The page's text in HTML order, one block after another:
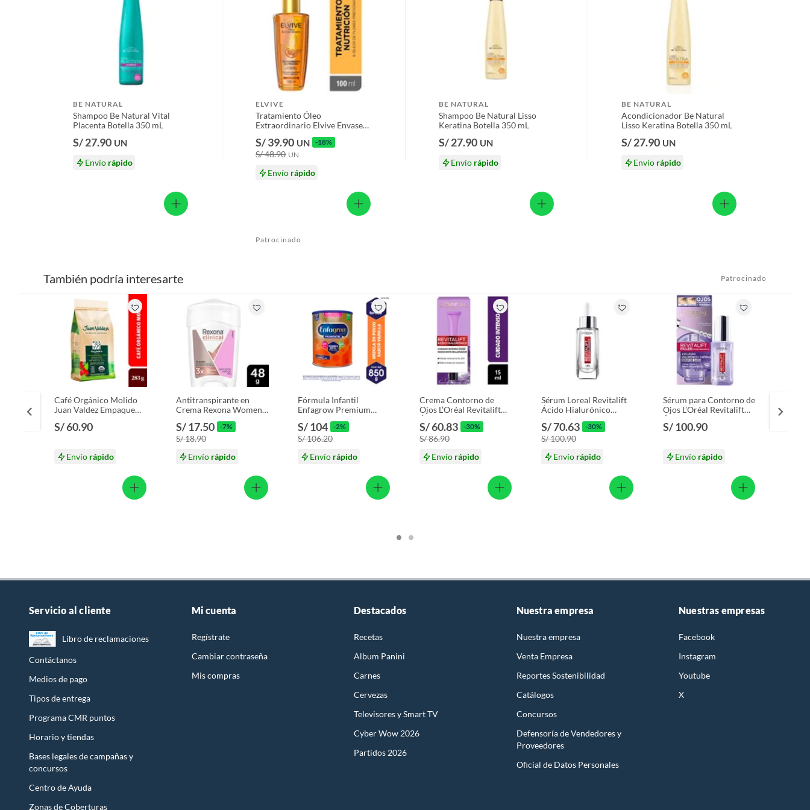
Licores y cigarros electrónicos.
BE NATURAL
Shampoo Be Natural Vital
Placenta Botella 350 mL
S/ 27.90 UN
Envío rápido
ELVIVE
Tratamiento Óleo
Extraordinario Elvive Envase
S/ 39.90 UN -18%
S/ 48.90 UN
Envío rápido
Patrocinado
BE NATURAL
Shampoo Be Natural Lisso
Keratina Botella 350 mL
S/ 27.90 UN
Envío rápido
BE NATURAL
Acondicionador Be Natural
Lisso Keratina Botella 350 mL
S/ 27.90 UN
Envío rápido
También podría interesarte Patrocinado
Café Orgánico Molido
Juan Valdez Empaque
S/ 60.90
Envío rápido
Antitranspirante en
Crema Rexona Women
Clinical Caja 48 g
S/ 17.50 -7%
S/ 18.90
Envío rápido
Fórmula Infantil
Enfagrow Premium
Promental Vainilla Lata
850 g
S/ 104 -2%
S/ 106.20
Envío rápido
Crema Contorno de
Ojos L’Oréal Revitalift
Ácido Hialurónico
Antiarrugas Caja 15 mL
S/ 60.83 -30%
S/ 86.90
Envío rápido
Sérum Loreal Revitalift
Ácido Hialurónico
Envase 30 mL
S/ 70.63 -30%
S/ 100.90
Envío rápido
Sérum para Contorno de
Ojos L’Oréal Revitalift
Ácido Hialurónico
Envase 20 mL
S/ 100.90
Envío rápido
Servicio al cliente
Libro de reclamaciones
Contáctanos
Medios de pago
Tipos de entrega
Programa CMR puntos
Horario y tiendas
Bases legales de campañas y
concursos
Centro de Ayuda
Zonas de Coberturas
Mi cuenta
Regístrate
Cambiar contraseña
Mis compras
Destacados
Recetas
Album Panini
Carnes
Cervezas
Televisores y Smart TV
Cyber Wow 2026
Partidos 2026
Nuestra empresa
Nuestra empresa
Venta Empresa
Reportes Sostenibilidad
Catálogos
Concursos
Defensoría de Vendedores y
Proveedores
Oficial de Datos Personales
Nuestras empresas
Facebook
Instagram
Youtube
X